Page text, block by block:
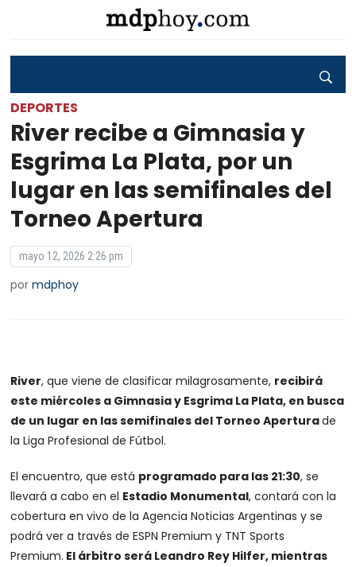
DEPORTES
River recibe a Gimnasia y
Esgrima La Plata, por un
lugar en las semifinales del
Torneo Apertura
mayo 12, 2026 2:26 pm
pormdphoy
River, que viene de clasificar milagrosamente, recibirá
este miércoles a Gimnasia y Esgrima La Plata, en busca
de un lugar en las semifinales del Torneo Aperturade
la Liga Profesional de Fútbol.
El encuentro, que está programado para las 21:30, se
llevará a cabo en el Estadio Monumental, contará con la
cobertura en vivo de la Agencia Noticias Argentinas y se
podrá ver a través de ESPN Premium y TNT Sports
Premium. El árbitro será Leandro Rey Hilfer, mientras